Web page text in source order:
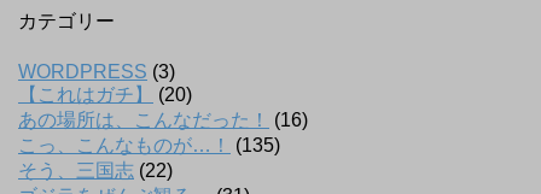
カテゴリー
WORDPRESS (3)
【これはガチ】
(20)
あの場所は、こんなだった！
(16)
こっ、こんなものが…！
(135)
そう、三国志 (22)